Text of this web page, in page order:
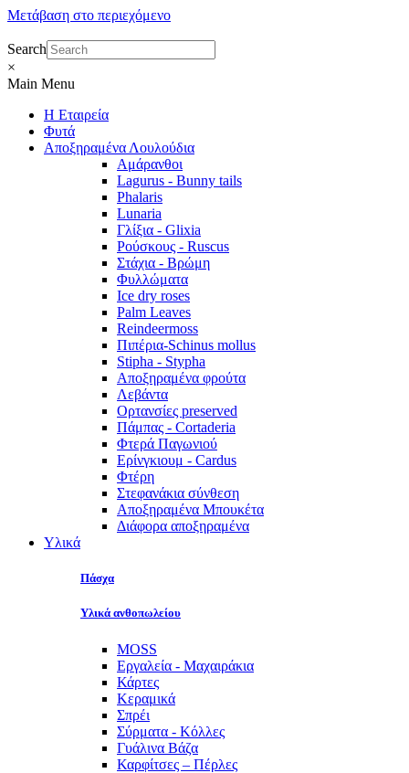
Μετάβαση στο περιεχόμενο
Search
×
Main Menu
Η Εταιρεία
Φυτά
Αποξηραμένα Λουλούδια
Αμάρανθοι
Lagurus - Bunny tails
Phalaris
Lunaria
Γλίξια - Glixia
Ρούσκους - Ruscus
Στάχια - Βρώμη
Φυλλώματα
Ice dry roses
Palm Leaves
Reindeermoss
Πιπέρια-Schinus mollus
Stipha - Stypha
Αποξηραμένα φρούτα
Λεβάντα
Ορτανσίες preserved
Πάμπας - Cortaderia
Φτερά Παγωνιού
Ερίνγκιουμ - Cardus
Φτέρη
Στεφανάκια σύνθεση
Αποξηραμένα Μπουκέτα
Διάφορα αποξηραμένα
Υλικά
Πάσχα
Υλικά ανθοπωλείου
MOSS
Εργαλεία - Μαχαιράκια
Κάρτες
Κεραμικά
Σπρέι
Σύρματα - Κόλλες
Γυάλινα Βάζα
Καρφίτσες – Πέρλες